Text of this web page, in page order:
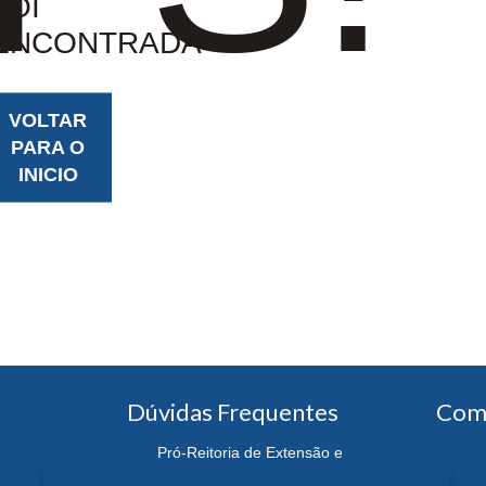
VOLTAR
PARA O
INICIO
Dúvidas Frequentes
Pró-Reitoria de Extensão e